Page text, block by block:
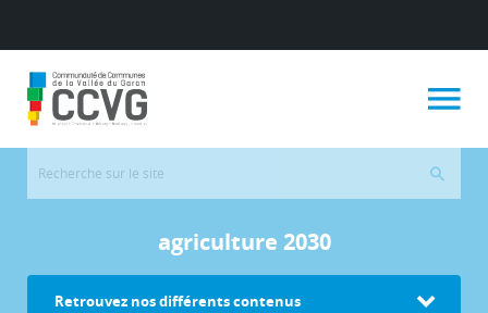
agriculture 2030
Retrouvez nos différents contenus